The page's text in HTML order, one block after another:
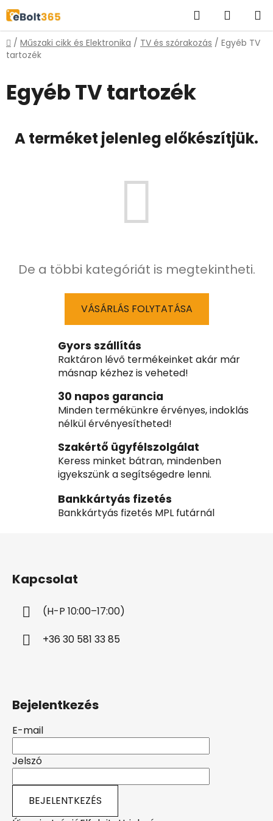
Ugrás
fő
tartalomhoz
KeresésKOSÁR
Kezdőlap
/ Műszaki cikk és Elektronika / TV és szórakozás / Egyéb TV
tartozék
Egyéb TV tartozék
A terméket jelenleg előkészítjük.
De a többi kategóriát is megtekintheti.
VÁSÁRLÁS FOLYTATÁSA
Gyors szállítás
Raktáron lévő termékeinket akár már
másnap kézhez is veheted!
30 napos garancia
Minden termékünkre érvényes, indoklás
nélkül érvényesítheted!
Szakértő ügyfélszolgálat
Keress minket bátran, mindenben
igyekszünk a segítségedre lenni.
Bankkártyás fizetés
Bankkártyás fizetés MPL futárnál
Kapcsolat
(H-P 10:00–17:00)
+36 30 581 33 85
Bejelentkezés
E-mail
Jelszó
BEJELENTKEZÉS